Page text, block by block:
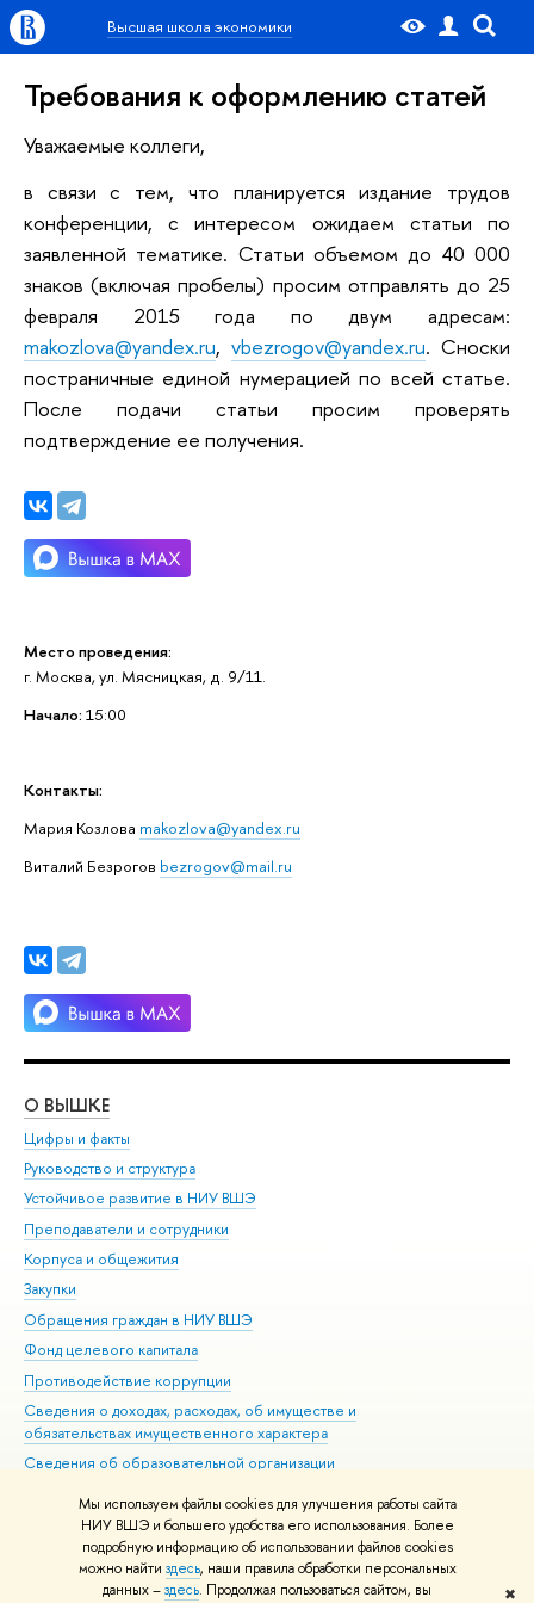
Мы используем файлы cookies для улучшения работы сайта
НИУ ВШЭ и большего удобства его использования. Более
подробную информацию об использовании файлов cookies
можно найти здесь, наши правила обработки персональных
данных –здесь. Продолжая пользоваться сайтом, вы
✖
Высшая школа экономики
Место проведения:
г. Москва, ул. Мясницкая, д. 9/11.
Начало: 15:00
Контакты:
Мария Козлова makozlova@yandex.ru
Виталий Безрогов bezrogov@mail.ru
Требования к оформлению статей
Уважаемые коллеги,
в связи с тем, что планируется издание трудов
конференции, с интересом ожидаем статьи по
заявленной тематике. Статьи объемом до 40 000
знаков (включая пробелы) просим отправлять до 25
февраля 2015 года по двум адресам:
makozlova@yandex.ru, vbezrogov@yandex.ru. Сноски
постраничные единой нумерацией по всей статье.
После подачи статьи просим проверять
подтверждение ее получения.
О ВЫШКЕ
Цифры и факты
Руководство и структура
Устойчивое развитие в НИУ ВШЭ
Преподаватели и сотрудники
Корпуса и общежития
Закупки
Обращения граждан в НИУ ВШЭ
Фонд целевого капитала
Противодействие коррупции
Сведения о доходах, расходах, об имуществе и
обязательствах имущественного характера
Сведения об образовательной организации
Людям с ограниченными возможностями здоровья
Единая платежная страница
Работа в Вышке